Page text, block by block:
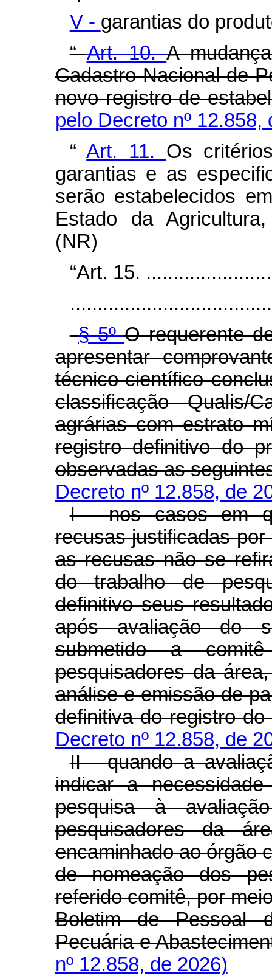
V - garantias do
“Art. 10.A
Cadastro Nacional de
novo registro de
pelo Decreto nº 12.858,
“Art. 11. Os
garantias e as
serão estabelecidos
Estado da
(NR)
“Art. 15.
§ 5ºO requerente
apresentar
técnico-científico
classificação
agrárias com estrato
registro definitivo do
observadas as
Decreto nº 12.858, de
I - nos casos em
recusas justificadas
as recusas não se
do trabalho de
definitivo seus
após avaliação do
submetido a
pesquisadores da
análise e emissão de
definitiva do registro
Decreto nº 12.858, de
II - quando a
indicar a
pesquisa à
pesquisadores da
encaminhado ao órgão
de nomeação dos
referido comitê, por
Boletim de Pessoal
Pecuária e
nº 12.858, de 2026)